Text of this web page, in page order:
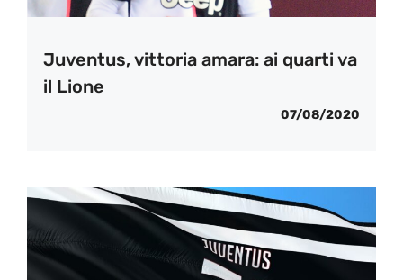
Juventus, vittoria amara: ai quarti va
il Lione
07/08/2020